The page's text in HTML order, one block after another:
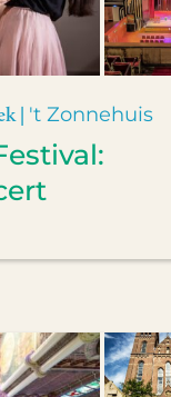
| 't Zonnehuis